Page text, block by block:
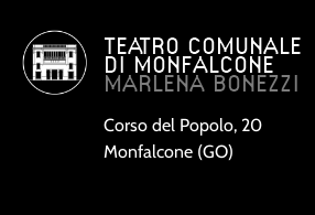
TEATRO COMUNALE
DI MONFALCONE
MARLENA BONEZZI
Corso del Popolo, 20
Monfalcone (GO)